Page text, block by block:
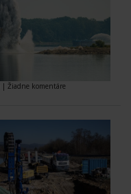
| Žiadne komentáre